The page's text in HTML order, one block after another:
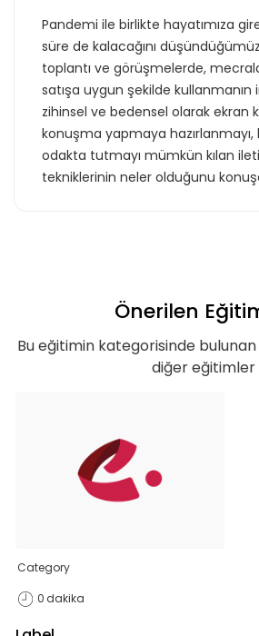
Pandemi ile birlikte hayatımıza
süre de kalacağını
toplantı ve görüşmelerde,
satışa uygun şekilde kullanmanın
zihinsel ve bedensel olarak ekran
konuşma yapmaya
odakta tutmayı mümkün kılan
tekniklerinin neler olduğunu
Önerilen
Bu eğitimin kategorisinde
diğer eğitimler
Category
0 dakika
Teklif